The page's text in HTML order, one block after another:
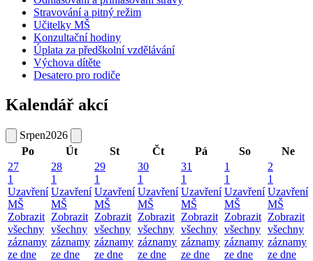
Stravování a pitný režim
Učitelky MŠ
Konzultační hodiny
Úplata za předškolní vzdělávání
Výchova dítěte
Desatero pro rodiče
Kalendář akcí
Srpen2026
Po
Út St Čt Pá So
Ne
27
1
Uzavření
MŠ
Zobrazit
všechny
záznamy
ze dne
28
1
Uzavření
MŠ
Zobrazit
všechny
záznamy
ze dne
29
1
Uzavření
MŠ
Zobrazit
všechny
záznamy
ze dne
30
1
Uzavření
MŠ
Zobrazit
všechny
záznamy
ze dne
31
1
Uzavření
MŠ
Zobrazit
všechny
záznamy
ze dne
1
1
Uzavření
MŠ
Zobrazit
všechny
záznamy
ze dne
2
1
Uzavření
MŠ
Zobrazit
všechny
záznamy
ze dne